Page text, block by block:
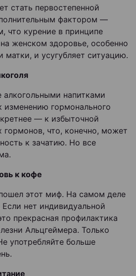
стать первостепенной
фактором —
что курение в принципе
женском здоровье, особенно
матки, и усугубляет ситуацию.
напитками
изменению гормонального
— к избыточной
гормонов, что, конечно, может
к зачатию. Но все
к кофе
этот миф. На самом деле
нет индивидуальной
прекрасная профилактика
Альцгеймера. Только
употребляйте больше